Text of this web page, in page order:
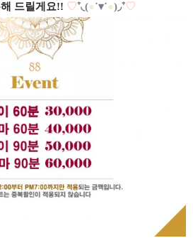
드릴게요!! ♡⁺◟(●˙▾˙●)◞⁺♡